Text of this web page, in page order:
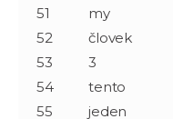
51
my
52
človek
53
3
54
tento
55
jeden